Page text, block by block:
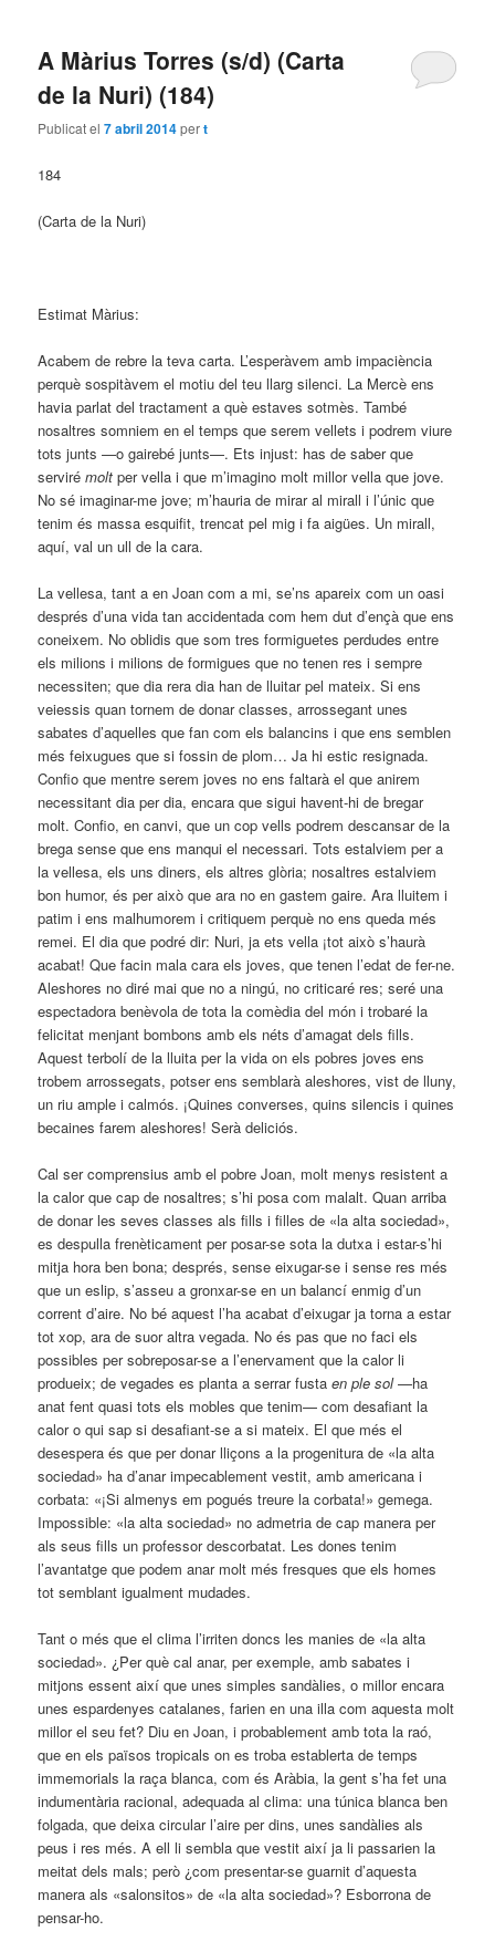
A Màrius Torres (s/d) (Carta
de la Nuri) (184)
Publicat el7 abril 2014pert
184
(Carta de la Nuri)
Estimat Màrius:
Acabem de rebre la teva carta. L’esperàvem amb impaciència
perquè sospitàvem el motiu del teu llarg silenci. La Mercè ens
havia parlat del tractament a què estaves sotmès. També
nosaltres somniem en el temps que serem vellets i podrem viure
tots junts —o gairebé junts—. Ets injust: has de saber que
servirémoltper vella i que m’imagino molt millor vella que jove.
No sé imaginar-me jove; m’hauria de mirar al mirall i l’únic que
tenim és massa esquifit, trencat pel mig i fa aigües. Un mirall,
aquí, val un ull de la cara.
La vellesa, tant a en Joan com a mi, se’ns apareix com un oasi
després d’una vida tan accidentada com hem dut d’ençà que ens
coneixem. No oblidis que som tres formiguetes perdudes entre
els milions i milions de formigues que no tenen res i sempre
necessiten; que dia rera dia han de lluitar pel mateix. Si ens
veiessis quan tornem de donar classes, arrossegant unes
sabates d’aquelles que fan com els balancins i que ens semblen
més feixugues que si fossin de plom… Ja hi estic resignada.
Confio que mentre serem joves no ens faltarà el que anirem
necessitant dia per dia, encara que sigui havent-hi de bregar
molt. Confio, en canvi, que un cop vells podrem descansar de la
brega sense que ens manqui el necessari. Tots estalviem per a
la vellesa, els uns diners, els altres glòria; nosaltres estalviem
bon humor, és per això que ara no en gastem gaire. Ara lluitem i
patim i ens malhumorem i critiquem perquè no ens queda més
remei. El dia que podré dir: Nuri, ja ets vella ¡tot això s’haurà
acabat! Que facin mala cara els joves, que tenen l’edat de fer-ne.
Aleshores no diré mai que no a ningú, no criticaré res; seré una
espectadora benèvola de tota la comèdia del món i trobaré la
felicitat menjant bombons amb els néts d’amagat dels fills.
Aquest terbolí de la lluita per la vida on els pobres joves ens
trobem arrossegats, potser ens semblarà aleshores, vist de lluny,
un riu ample i calmós. ¡Quines converses, quins silencis i quines
becaines farem aleshores! Serà deliciós.
Cal ser comprensius amb el pobre Joan, molt menys resistent a
la calor que cap de nosaltres; s’hi posa com malalt. Quan arriba
de donar les seves classes als fills i filles de «la alta sociedad»,
es despulla frenèticament per posar-se sota la dutxa i estar-s’hi
mitja hora ben bona; després, sense eixugar-se i sense res més
que un eslip, s’asseu a gronxar-se en un balancí enmig d’un
corrent d’aire. No bé aquest l’ha acabat d’eixugar ja torna a estar
tot xop, ara de suor altra vegada. No és pas que no faci els
possibles per sobreposar-se a l’enervament que la calor li
produeix; de vegades es planta a serrar fustaen ple sol—ha
anat fent quasi tots els mobles que tenim— com desafiant la
calor o qui sap si desafiant-se a si mateix. El que més el
desespera és que per donar lliçons a la progenitura de «la alta
sociedad» ha d’anar impecablement vestit, amb americana i
corbata: «¡Si almenys em pogués treure la corbata!» gemega.
Impossible: «la alta sociedad» no admetria de cap manera per
als seus fills un professor descorbatat. Les dones tenim
l’avantatge que podem anar molt més fresques que els homes
tot semblant igualment mudades.
Tant o més que el clima l’irriten doncs les manies de «la alta
sociedad». ¿Per què cal anar, per exemple, amb sabates i
mitjons essent així que unes simples sandàlies, o millor encara
unes espardenyes catalanes, farien en una illa com aquesta molt
millor el seu fet? Diu en Joan, i probablement amb tota la raó,
que en els països tropicals on es troba establerta de temps
immemorials la raça blanca, com és Aràbia, la gent s’ha fet una
indumentària racional, adequada al clima: una túnica blanca ben
folgada, que deixa circular l’aire per dins, unes sandàlies als
peus i res més. A ell li sembla que vestit així ja li passarien la
meitat dels mals; però ¿com presentar-se guarnit d’aquesta
manera als «salonsitos» de «la alta sociedad»? Esborrona de
pensar-ho.